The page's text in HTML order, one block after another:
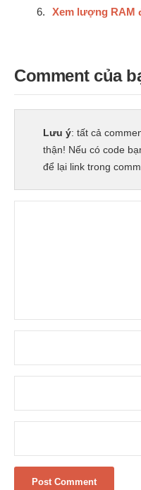
Xem lượng RAM
Comment của
Lưu ý: tất cả
thận! Nếu có code
để lại link trong